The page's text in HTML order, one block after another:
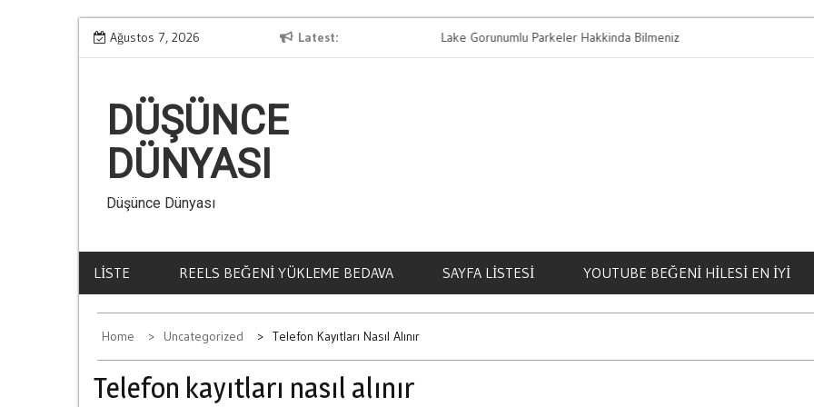
Skip
to
Ağustos 7, 2026 Latest
Kumar Oynamanin Gizli Tehlikeleri Lake Gorunumlu Parkeler Hakkinda Bilmeniz Gerekenler
DÜŞÜNCE
DÜNYASI
Düşünce Dünyası
LISTE REELS BEĞENI YÜKLEME BEDAVA SAYFA LISTESI YOUTUBE BEĞENI HILESI EN İYI
Home Uncategorized Telefon Kayıtları Nasıl Alınır
Telefon kayıtları nasıl alınır